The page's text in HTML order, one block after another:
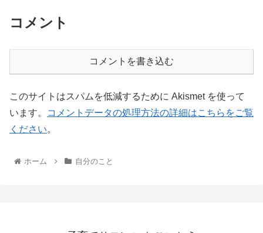
コメント
コメントを書き込む
このサイトはスパムを低減するために Akismet を使って
います。
コメントデータの処理方法の詳細はこちらをご覧
ください。
ホーム 自分のこと